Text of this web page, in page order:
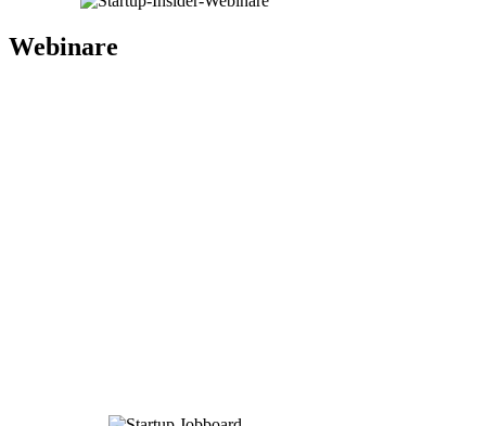
Webinare